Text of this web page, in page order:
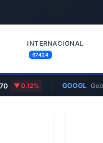
INTERNACIONAL
67424
0.12% GOOGL Google